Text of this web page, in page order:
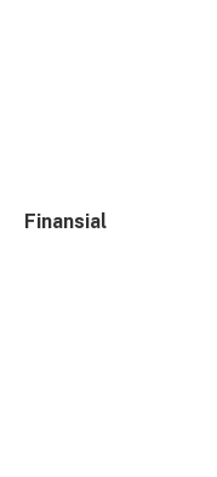
Finansial